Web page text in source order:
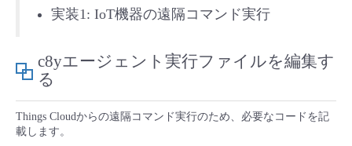
すべてのメニューを見る
管理機能
モニタリング/監査
- 初期設定・確認
- データと分析
- IoTメンテナンス予定
パートナー
販売パートナー向けプログラム
トレーニング/操作動画
実装1: IoT機器の遠隔コマンド実行
c8yエージェント実行ファイルを編集す
る
Things Cloudからの遠隔コマンド実行のため、必要なコードを記
載します。